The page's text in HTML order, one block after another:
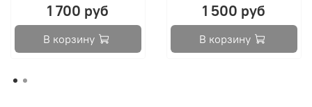
1 700 руб
В корзину
1 500 руб
В корзину